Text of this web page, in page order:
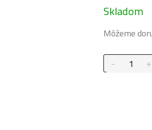
cena:
Skladom
Môžeme